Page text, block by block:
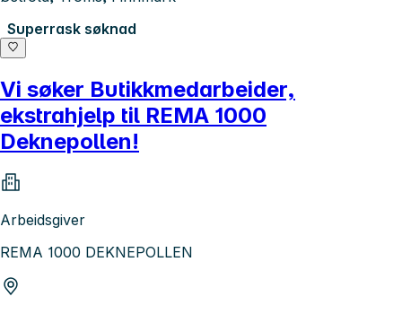
Superrask søknad
Vi søker Butikkmedarbeider,
ekstrahjelp til REMA 1000
Deknepollen!
Arbeidsgiver
REMA 1000 DEKNEPOLLEN